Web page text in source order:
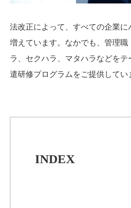
法改正によって、すべての企業
増えています。なかでも、管理
ラ、セクハラ、マタハラなどを
遣研修プログラムをご提供してい
INDEX